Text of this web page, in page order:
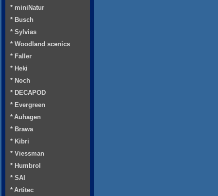
* miniNatur
* Busch
* Sylvias
* Woodland scenics
* Faller
* Heki
* Noch
* DECAPOD
* Evergreen
* Auhagen
* Brawa
* Kibri
* Viessman
* Humbrol
* SAI
* Artitec